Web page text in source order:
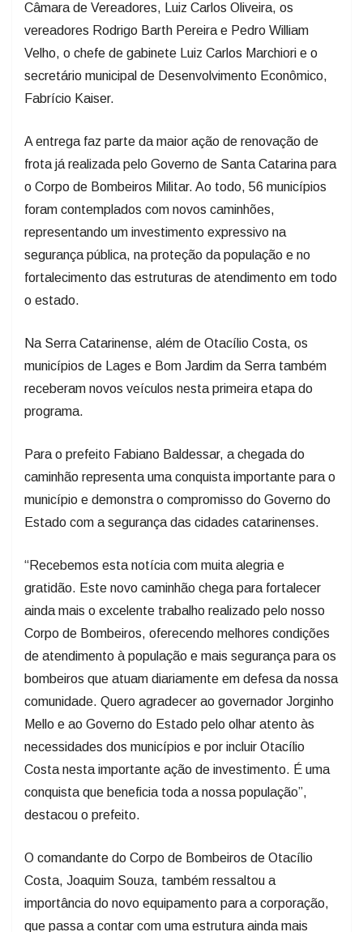
Câmara de Vereadores, Luiz Carlos Oliveira, os
vereadores Rodrigo Barth Pereira e Pedro William
Velho, o chefe de gabinete Luiz Carlos Marchiori e o
secretário municipal de Desenvolvimento Econômico,
Fabrício Kaiser.
A entrega faz parte da maior ação de renovação de
frota já realizada pelo Governo de Santa Catarina para
o Corpo de Bombeiros Militar. Ao todo, 56 municípios
foram contemplados com novos caminhões,
representando um investimento expressivo na
segurança pública, na proteção da população e no
fortalecimento das estruturas de atendimento em todo
o estado.
Na Serra Catarinense, além de Otacílio Costa, os
municípios de Lages e Bom Jardim da Serra também
receberam novos veículos nesta primeira etapa do
programa.
Para o prefeito Fabiano Baldessar, a chegada do
caminhão representa uma conquista importante para o
município e demonstra o compromisso do Governo do
Estado com a segurança das cidades catarinenses.
“Recebemos esta notícia com muita alegria e
gratidão. Este novo caminhão chega para fortalecer
ainda mais o excelente trabalho realizado pelo nosso
Corpo de Bombeiros, oferecendo melhores condições
de atendimento à população e mais segurança para os
bombeiros que atuam diariamente em defesa da nossa
comunidade. Quero agradecer ao governador Jorginho
Mello e ao Governo do Estado pelo olhar atento às
necessidades dos municípios e por incluir Otacílio
Costa nesta importante ação de investimento. É uma
conquista que beneficia toda a nossa população”,
destacou o prefeito.
O comandante do Corpo de Bombeiros de Otacílio
Costa, Joaquim Souza, também ressaltou a
importância do novo equipamento para a corporação,
que passa a contar com uma estrutura ainda mais